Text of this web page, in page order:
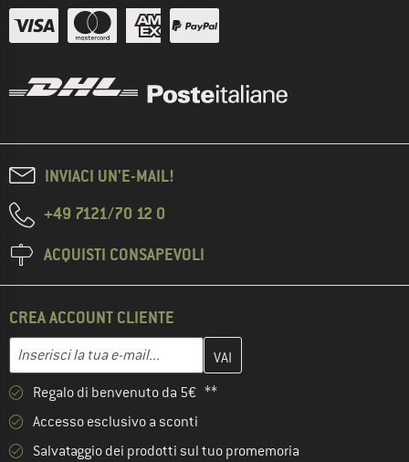
INVIACI UN'E-MAIL!
+49 7121/70 12 0
ACQUISTI CONSAPEVOLI
CREA ACCOUNT CLIENTE
Indirizzo e-mail
Inserisci qui il tuo indirizzo e-mail e crea il tuo account cliente
Regalo di benvenuto da 5€ **
Accesso esclusivo a sconti
Salvataggio dei prodotti sul tuo promemoria